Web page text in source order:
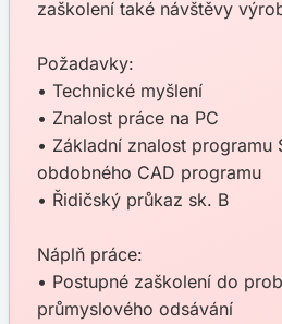
zaškolení také návštěvy
Požadavky:
• Technické myšlení
• Znalost práce na PC
• Základní znalost programu
obdobného CAD programu
• Řidičský průkaz sk. B
Náplň práce:
• Postupné zaškolení do
průmyslového odsávání